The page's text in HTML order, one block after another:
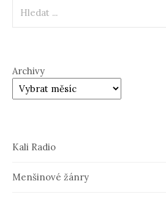
Archivy
Kali Radio
Menšinové žánry